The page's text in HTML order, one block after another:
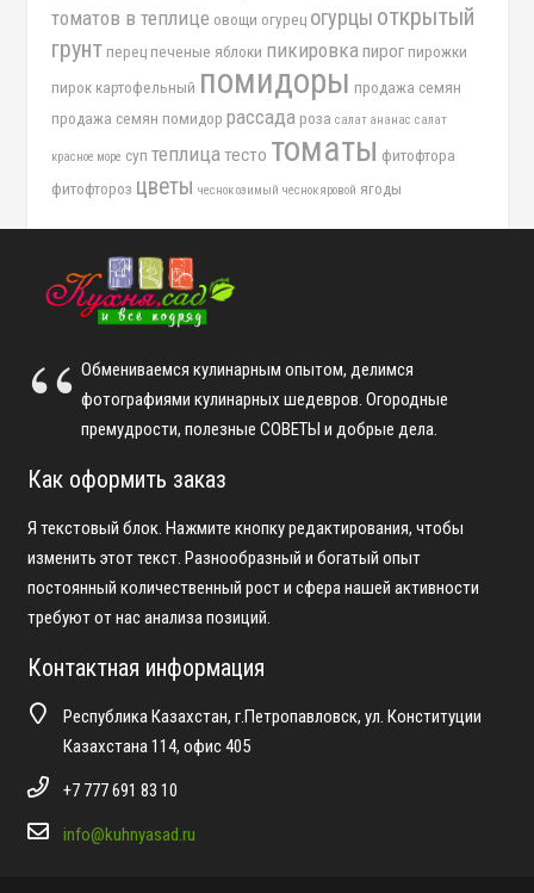
томатов в теплице овощи огурец огурцы открытый
грунт перец печеные яблоки пикировка пирог пирожки
пирок картофельный помидоры продажа семян
продажа семян помидор рассада роза салат ананас салат
красное море суп теплица тесто томаты фитофтора
фитофтороз цветы чеснок озимый чеснок яровой ягоды
Обмениваемся кулинарным опытом, делимся
фотографиями кулинарных шедевров. Огородные
премудрости, полезные СОВЕТЫ и добрые дела.
Как оформить заказ
Я текстовый блок. Нажмите кнопку редактирования, чтобы
изменить этот текст. Разнообразный и богатый опыт
постоянный количественный рост и сфера нашей активности
требуют от нас анализа позиций.
Контактная информация
Республика Казахстан, г.Петропавловск, ул. Конституции
Казахстана 114, офис 405
+7 777 691 83 10
info@kuhnyasad.ru